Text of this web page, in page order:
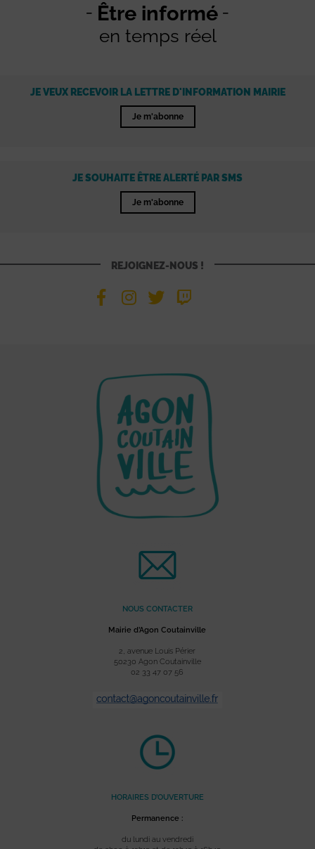
Être informé
en temps réel
JE VEUX RECEVOIR LA LETTRE D'INFORMATION MAIRIE
Je m'abonne
JE SOUHAITE ÊTRE ALERTÉ PAR SMS
Je m'abonne
REJOIGNEZ-NOUS !
NOUS CONTACTER
Mairie d’Agon Coutainville
2, avenue Louis Périer
50230 Agon Coutainville
02 33 47 07 56
HORAIRES D’OUVERTURE
Permanence :
du lundi au vendredi